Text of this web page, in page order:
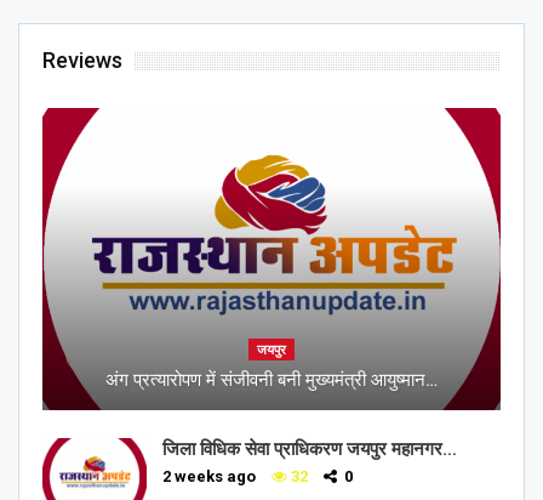
Reviews
जयपुर
अंग प्रत्यारोपण में संजीवनी बनी मुख्यमंत्री आयुष्मान…
जिला विधिक सेवा प्राधिकरण जयपुर महानगर…
2 weeks ago 32 0